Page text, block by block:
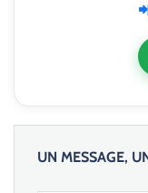
UN MESSAGE,